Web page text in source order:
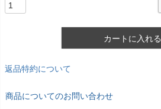
カートに入れる
返品特約について
商品についてのお問い合わせ